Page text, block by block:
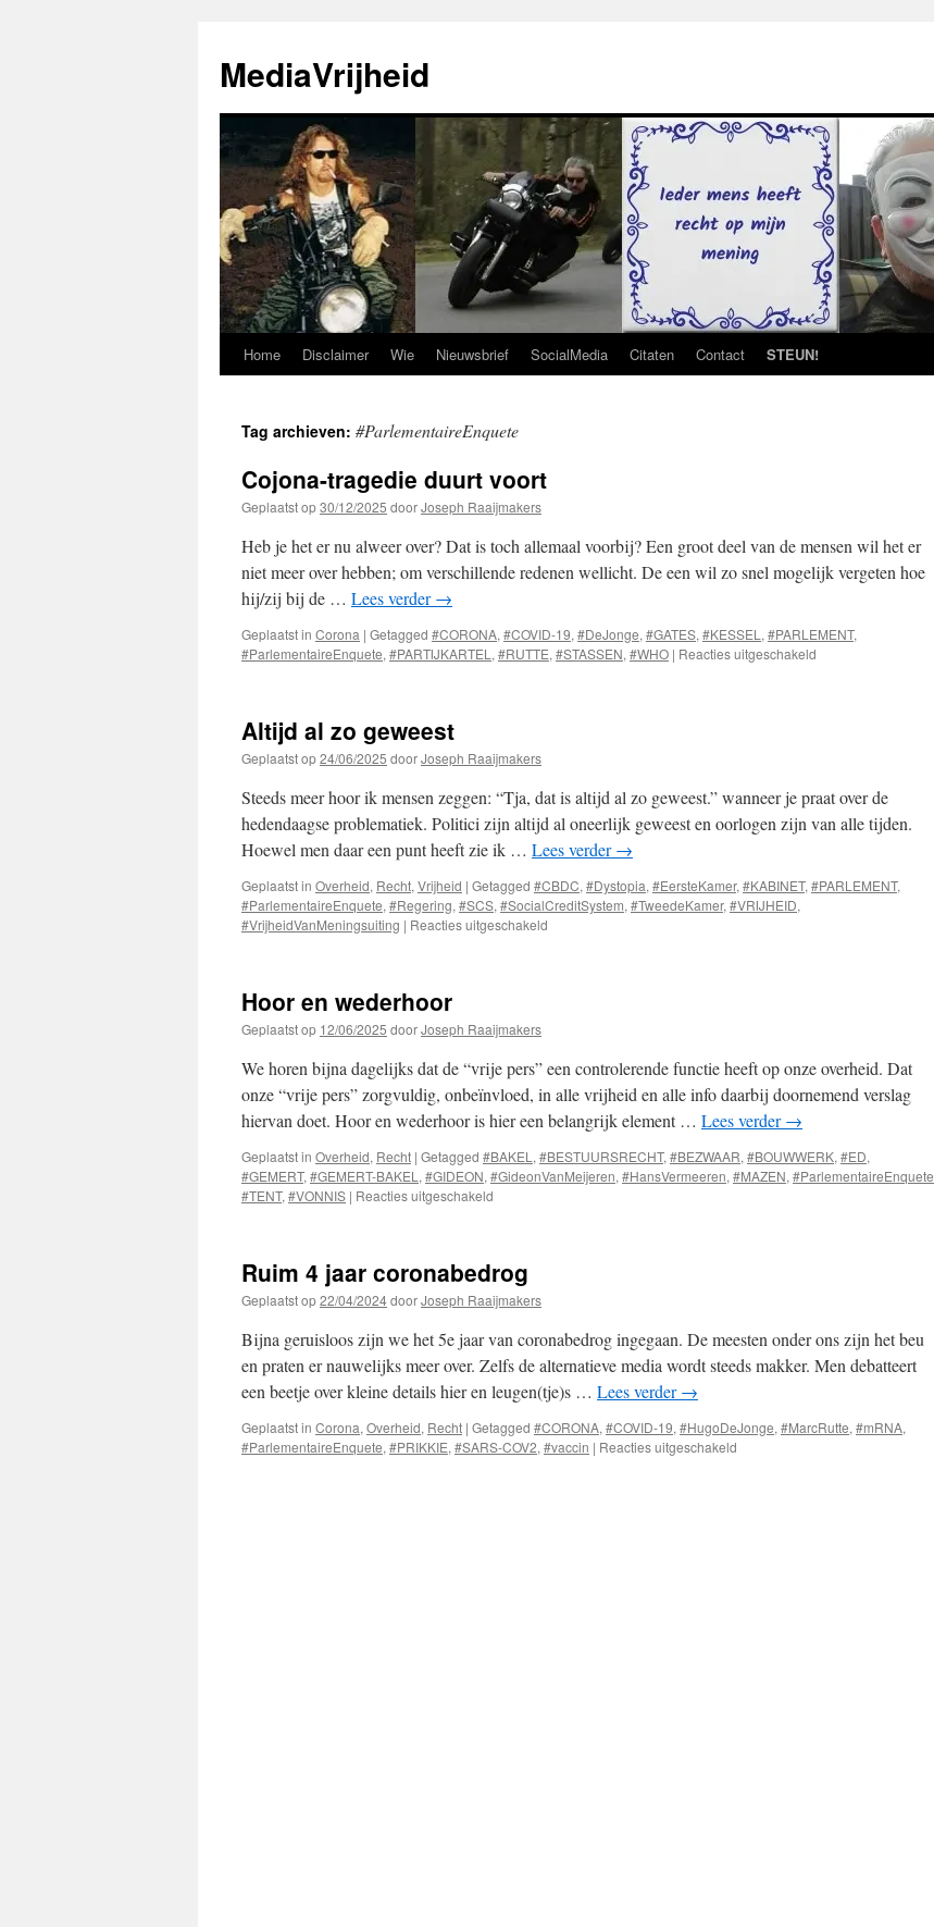
de
inhoud
MediaVrijheid
Home Disclaimer Wie Nieuwsbrief SocialMedia Citaten Contact STEUN!
Tag archieven: #ParlementaireEnquete
Cojona-tragedie duurt voort
Geplaatst op30/12/2025 doorJoseph Raaijmakers
Heb je het er nu alweer over? Dat is toch allemaal voorbij? Een groot deel van de mensen wil het er
niet meer over hebben; om verschillende redenen wellicht. De een wil zo snel mogelijk vergeten hoe
hij/zij bij de … Lees verder→
Geplaatst in Corona | Getagged #CORONA, #COVID-19, #DeJonge, #GATES, #KESSEL , #PARLEMENT,
#ParlementaireEnquete, #PARTIJKARTEL , #RUTTE, #STASSEN, #WHO | Reacties uitgeschakeld
Altijd al zo geweest
Geplaatst op24/06/2025 doorJoseph Raaijmakers
Steeds meer hoor ik mensen zeggen: “Tja, dat is altijd al zo geweest.” wanneer je praat over de
hedendaagse problematiek. Politici zijn altijd al oneerlijk geweest en oorlogen zijn van alle tijden.
Hoewel men daar een punt heeft zie ik … Lees verder→
Geplaatst in Overheid, Recht, Vrijheid | Getagged #CBDC, #Dystopia, #EersteKamer, #KABINET, #PARLEMENT,
#ParlementaireEnquete, #Regering, #SCS, #SocialCreditSystem, #TweedeKamer, #VRIJHEID,
#VrijheidVanMeningsuiting | Reacties uitgeschakeld
Hoor en wederhoor
Geplaatst op 12/06/2025 doorJoseph Raaijmakers
We horen bijna dagelijks dat de “vrije pers” een controlerende functie heeft op onze overheid. Dat
onze “vrije pers” zorgvuldig, onbeïnvloed, in alle vrijheid en alle info daarbij doornemend verslag
hiervan doet. Hoor en wederhoor is hier een belangrijk element … Lees verder→
Geplaatst in Overheid, Recht | Getagged #BAKEL , #BESTUURSRECHT, #BEZWAAR, #BOUWWERK, #ED,
#GEMERT, #GEMERT-BAKEL , #GIDEON, #GideonVanMeijeren, #HansVermeeren, #MAZEN, #ParlementaireEnquete
#TENT, #VONNIS | Reacties uitgeschakeld
Ruim 4 jaar coronabedrog
Geplaatst op22/04/2024doorJoseph Raaijmakers
Bijna geruisloos zijn we het 5e jaar van coronabedrog ingegaan. De meesten onder ons zijn het beu
en praten er nauwelijks meer over. Zelfs de alternatieve media wordt steeds makker. Men debatteert
een beetje over kleine details hier en leugen(tje)s … Lees verder→
Geplaatst in Corona, Overheid, Recht | Getagged #CORONA, #COVID-19, #HugoDeJonge, #MarcRutte, #mRNA,
#ParlementaireEnquete, #PRIKKIE, #SARS-COV2, #vaccin | Reacties uitgeschakeld